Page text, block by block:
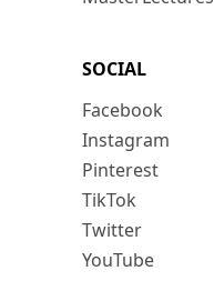
SOCIAL
Facebook
Instagram
Pinterest
TikTok
Twitter
YouTube